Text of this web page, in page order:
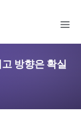
방향은 확실